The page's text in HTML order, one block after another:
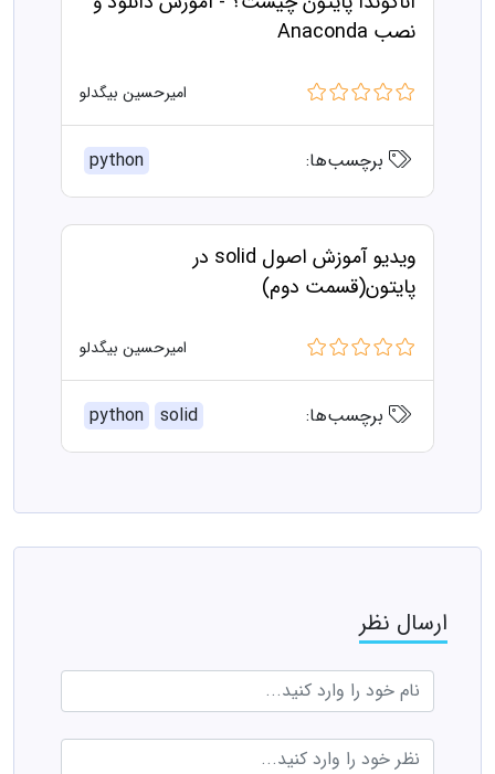
نصب Anaconda
امیرحسین بیگدلو
برچسب‌ها: python
ویدیو آموزش اصول solid در
پایتون(قسمت دوم)
امیرحسین بیگدلو
برچسب‌ها: python solid
ارسال نظر